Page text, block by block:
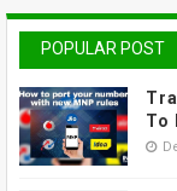
POPULAR POST
To